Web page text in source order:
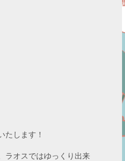
たします！
ラオスではゆっくり出来